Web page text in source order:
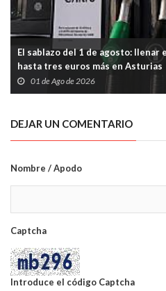
El sablazo del 1 de agosto:
hasta tres euros más en Asturias
01 de Ago de 2026
DEJAR UN COMENTARIO
Nombre / Apodo
Captcha
Introduce el código Captcha